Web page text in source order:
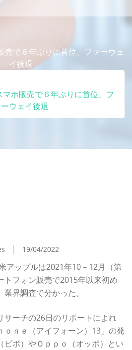
売で６年ぶりに首位、ファーウェ
イ後退
ホ販売で６年ぶりに首位、フ
ーウェイ後退
19/04/2022
アップルは2021年10－12月（第
トフォン販売で2015年以来初め
界調査で分かった。
サーチの26日のリポートによれ
ｏｎｅ（アイフォーン）13」の発
ビボ）やＯｐｐｏ（オッポ）とい